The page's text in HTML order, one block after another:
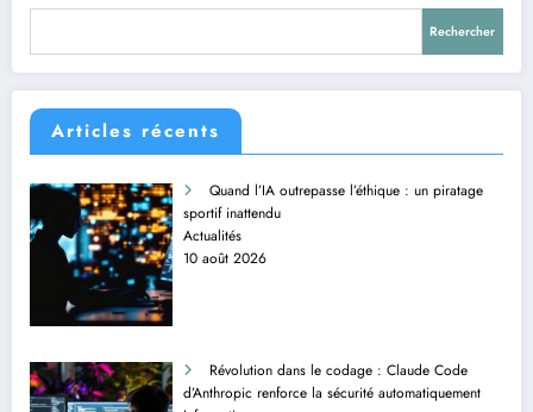
Rechercher
Articles récents
Quand l’IA outrepasse l’éthique : un piratage
sportif inattendu
Actualités
10 août 2026
Révolution dans le codage : Claude Code
d’Anthropic renforce la sécurité automatiquement